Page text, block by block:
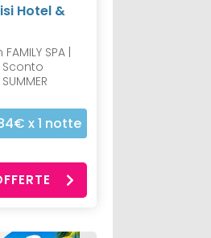
Hotel &
SPA |
Sconto
x 1 notte